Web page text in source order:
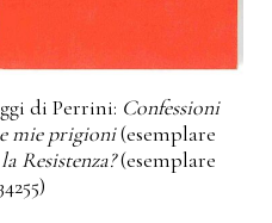
di Perrini: Confessioni
mie prigioni(esemplare
Resistenza?(esemplare